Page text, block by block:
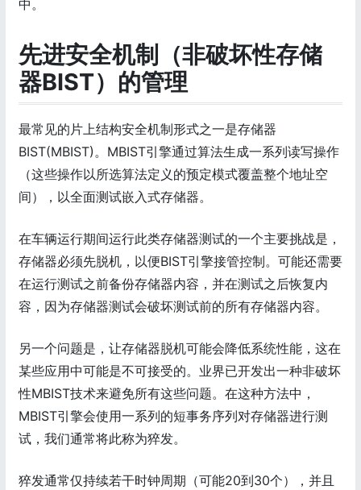
中。
先进安全机制（非破坏性存储
器BIST）的管理
最常见的片上结构安全机制形式之一是存储器
BIST(MBIST)。MBIST引擎通过算法生成一系列读写操作
（这些操作以所选算法定义的预定模式覆盖整个地址空
间），以全面测试嵌入式存储器。
在车辆运行期间运行此类存储器测试的一个主要挑战是，
存储器必须先脱机，以便BIST引擎接管控制。可能还需要
在运行测试之前备份存储器内容，并在测试之后恢复内
容，因为存储器测试会破坏测试前的所有存储器内容。
另一个问题是，让存储器脱机可能会降低系统性能，这在
某些应用中可能是不可接受的。业界已开发出一种非破坏
性MBIST技术来避免所有这些问题。在这种方法中，
MBIST引擎会使用一系列的短事务序列对存储器进行测
试，我们通常将此称为猝发。
猝发通常仅持续若干时钟周期（可能20到30个），并且